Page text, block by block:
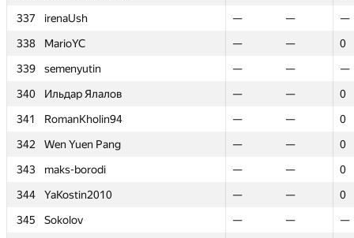
337
irenaUsh — —
—
338
MarioYC — —
0
339
semenyutin — —
—
340
Ильдар Ялалов — —
0
341
RomanKholin94 — —
0
342
Wen Yuen Pang — —
0
343
maks-borodi — —
0
344
YaKostin2010 — —
0
345
Sokolov — —
—
337
irenaUsh — —
—
338
MarioYC — —
0
339
semenyutin — —
—
340
Ильдар Ялалов — —
0
341
RomanKholin94 — —
0
342
Wen Yuen Pang — —
0
343
maks-borodi — —
0
344
YaKostin2010 — —
0
345
Sokolov — —
—